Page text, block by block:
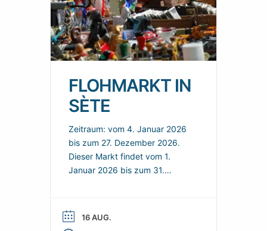
FLOHMARKT IN
SÈTE
Zeitraum: vom 4. Januar 2026
bis zum 27. Dezember 2026.
Dieser Markt findet vom 1.
Januar 2026 bis zum 31.
der Nähe und nützliche
praktische Informationen, um
16 AUG.